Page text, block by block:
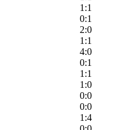
1:1
0:1
2:0
1:1
4:0
0:1
1:1
1:0
0:0
0:0
1:4